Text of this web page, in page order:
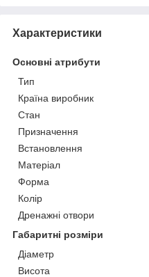
Характеристики
Основні атрибути
Тип
Країна виробник
Стан
Призначення
Встановлення
Матеріал
Форма
Колір
Дренажні отвори
Габаритні розміри
Діаметр
Висота